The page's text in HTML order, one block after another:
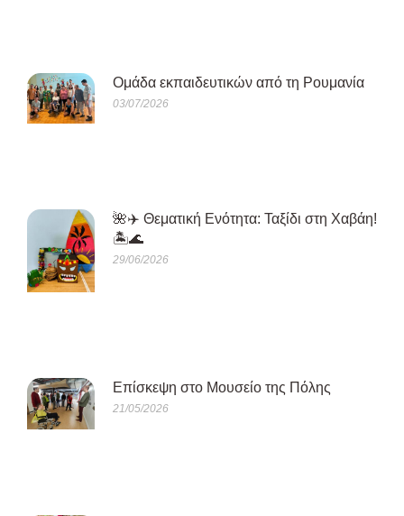
Oμάδα εκπαιδευτικών από τη Ρουμανία
03/07/2026
🌺✈️ Θεματική Ενότητα: Ταξίδι στη Χαβάη!
🏝️🌊
29/06/2026
Eπίσκεψη στο Μουσείο της Πόλης
21/05/2026